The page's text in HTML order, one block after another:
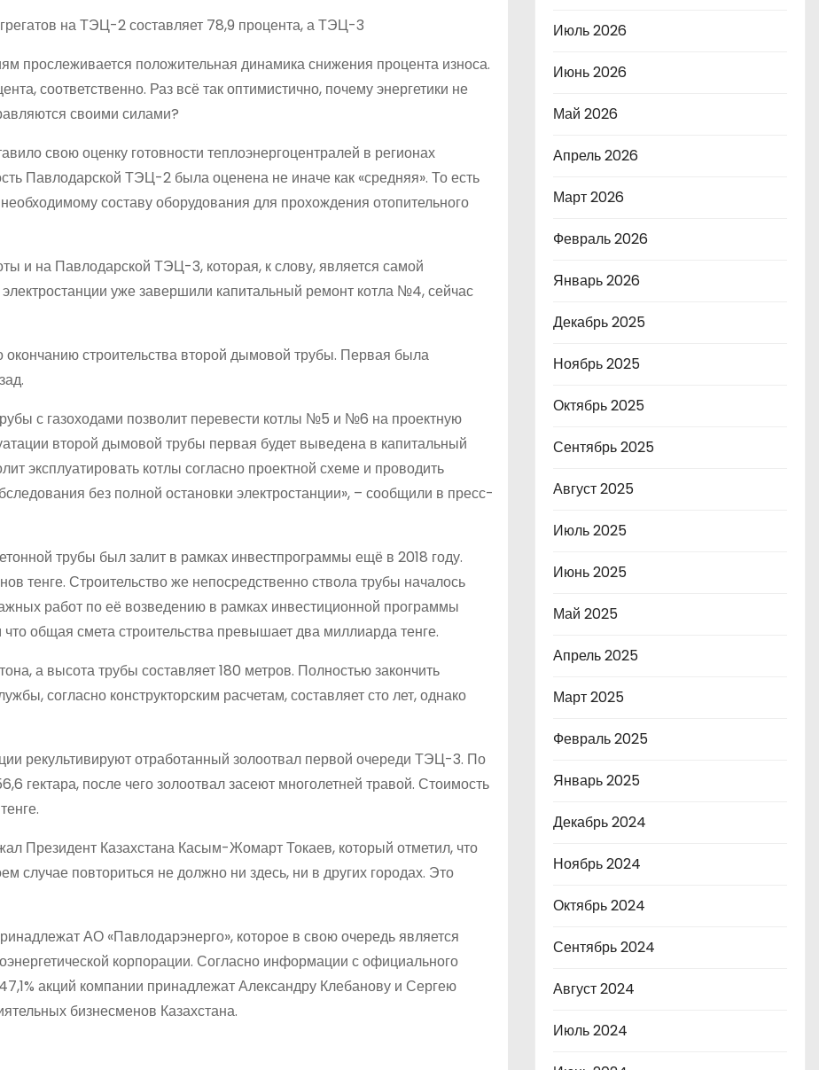
на ТЭЦ-2 составляет 78,9 процента, а ТЭЦ-3
прослеживается положительная динамика снижения процента износа.
соответственно. Раз всё так оптимистично, почему энергетики не
своими силами?
свою оценку готовности теплоэнергоцентралей в регионах
Павлодарской ТЭЦ-2 была оценена не иначе как «средняя». То есть
составу оборудования для прохождения отопительного
и на Павлодарской ТЭЦ-3, которая, к слову, является самой
уже завершили капитальный ремонт котла №4, сейчас
строительства второй дымовой трубы. Первая была
с газоходами позволит перевести котлы №5 и №6 на проектную
второй дымовой трубы первая будет выведена в капитальный
эксплуатировать котлы согласно проектной схеме и проводить
без полной остановки электростанции», – сообщили в пресс-
трубы был залит в рамках инвестпрограммы ещё в 2018 году.
тенге. Строительство же непосредственно ствола трубы началось
работ по её возведению в рамках инвестиционной программы
общая смета строительства превышает два миллиарда тенге.
а высота трубы составляет 180 метров. Полностью закончить
согласно конструкторским расчетам, составляет сто лет, однако
рекультивируют отработанный золоотвал первой очереди ТЭЦ-3. По
гектара, после чего золоотвал засеют многолетней травой. Стоимость
Президент Казахстана Касым-Жомарт Токаев, который отметил, что
случае повториться не должно ни здесь, ни в других городах. Это
АО «Павлодарэнерго», которое в свою очередь является
корпорации. Согласно информации с официального
акций компании принадлежат Александру Клебанову и Сергею
бизнесменов Казахстана.
Июль 2026
Июнь 2026
Май 2026
Апрель 2026
Март 2026
Февраль 2026
Январь 2026
Декабрь 2025
Ноябрь 2025
Октябрь 2025
Сентябрь 2025
Август 2025
Июль 2025
Июнь 2025
Май 2025
Апрель 2025
Март 2025
Февраль 2025
Январь 2025
Декабрь 2024
Ноябрь 2024
Октябрь 2024
Сентябрь 2024
Август 2024
Июль 2024